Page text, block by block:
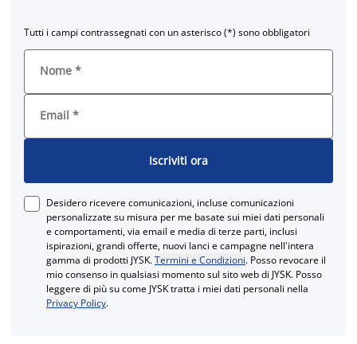
Tutti i campi contrassegnati con un asterisco (*) sono obbligatori
Nome *
Email *
Iscriviti ora
Desidero ricevere comunicazioni, incluse comunicazioni
personalizzate su misura per me basate sui miei dati personali
e comportamenti, via email e media di terze parti, inclusi
ispirazioni, grandi offerte, nuovi lanci e campagne nell'intera
gamma di prodotti JYSK.Termini e Condizioni. Posso revocare il
mio consenso in qualsiasi momento sul sito web di JYSK. Posso
leggere di più su come JYSK tratta i miei dati personali nella
Privacy Policy.